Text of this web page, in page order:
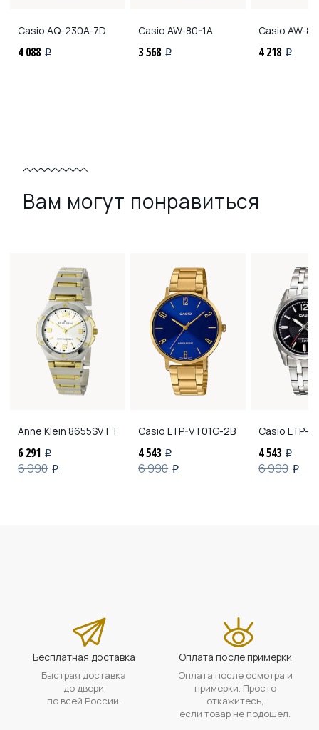
Casio AQ-230A-7D
4 088 i
Casio AW-80-1A
3 568 i
CasioAW-
4 218 i
Вам могут понравиться
Anne Klein 8655SVTT
6 291 i
6 990 i
Casio LTP-VT01G-2B
4 543 i
6 990 i
Casio LTP-
4 543 i
6 990 i
Бесплатная доставка
Быстрая доставка
до двери
по всей России.
Оплата после примерки
Оплата после осмотра и
примерки. Просто
откажитесь,
если товар не подошел.